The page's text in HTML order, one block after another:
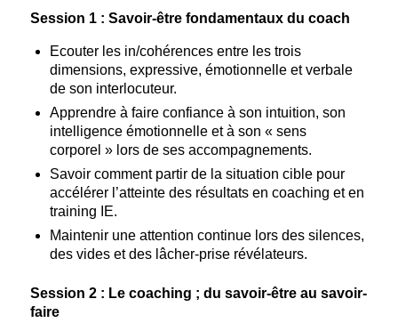
Session 1 : Savoir-être fondamentaux du coach
Ecouter les in/cohérences entre les trois
dimensions, expressive, émotionnelle et verbale
de son interlocuteur.
Apprendre à faire confiance à son intuition, son
intelligence émotionnelle et à son « sens
corporel » lors de ses accompagnements.
Savoir comment partir de la situation cible pour
accélérer l’atteinte des résultats en coaching et en
training IE.
Maintenir une attention continue lors des silences,
des vides et des lâcher-prise révélateurs.
Session 2 : Le coaching ; du savoir-être au savoir-
faire